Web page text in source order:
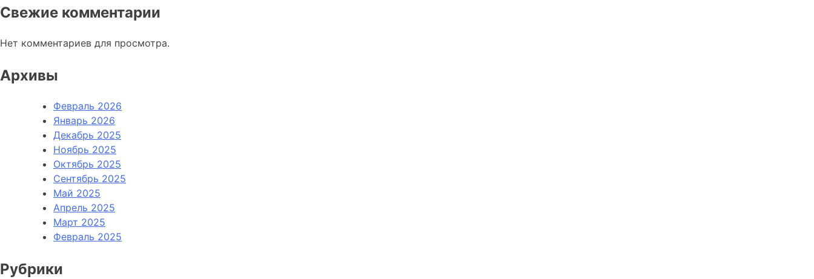
Свежие комментарии
Нет комментариев для просмотра.
Архивы
Февраль 2026
Январь 2026
Декабрь 2025
Ноябрь 2025
Октябрь 2025
Сентябрь 2025
Май 2025
Апрель 2025
Март 2025
Февраль 2025
Рубрики